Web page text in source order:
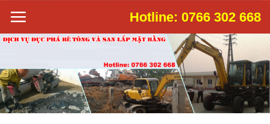
Hotline: 0766 302 668